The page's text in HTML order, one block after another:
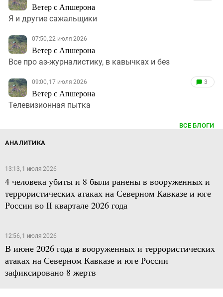
Ветер с Апшерона
Я и другие сажальщики
07:50, 22 июля 2026
Ветер с Апшерона
Все про аз-журналистику, в кавычках и без
09:00, 17 июля 2026
Ветер с Апшерона
3
Телевизионная пытка
ВСЕ БЛОГИ
АНАЛИТИКА
13:13, 1 июля 2026
4 человека убиты и 8 были ранены в вооруженных и
террористических атаках на Северном Кавказе и юге
России во II квартале 2026 года
12:56, 1 июля 2026
В июне 2026 года в вооруженных и террористических
атаках на Северном Кавказе и юге России
зафиксировано 8 жертв